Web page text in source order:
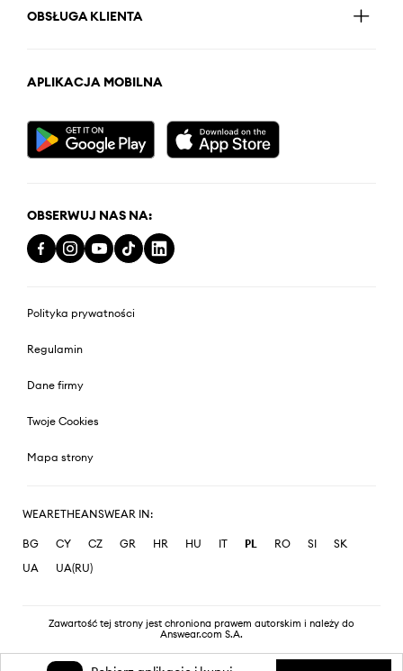
OBSŁUGA KLIENTA
APLIKACJA MOBILNA
OBSERWUJ NAS NA:
Polityka prywatności
Regulamin
Dane firmy
Twoje Cookies
Mapa strony
WEARETHEANSWEAR IN:
BG CY CZ GR HR HU IT PL RO SI
SK
UA
UA(RU)
Zawartość tej strony jest chroniona prawem autorskim i należy do
Answear.com S.A.